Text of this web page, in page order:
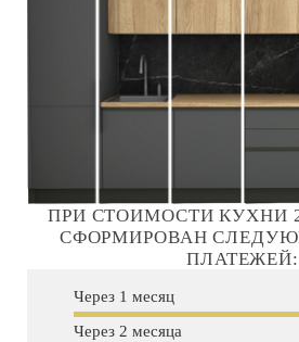
ПРИ СТОИМОСТИ КУХНИ
СФОРМИРОВАН
ПЛАТЕЖЕЙ:
Через 1 месяц
Через 2 месяца